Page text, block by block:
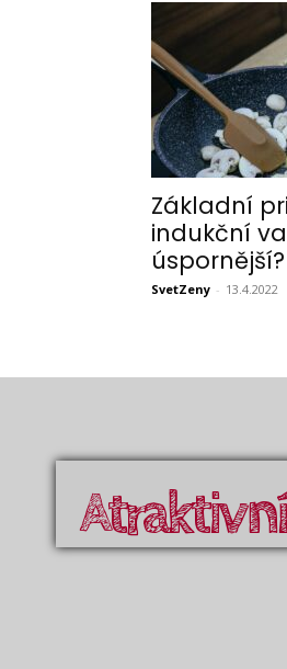
Základní
indukční
úspornější?
SvetZeny - 13.4.2022